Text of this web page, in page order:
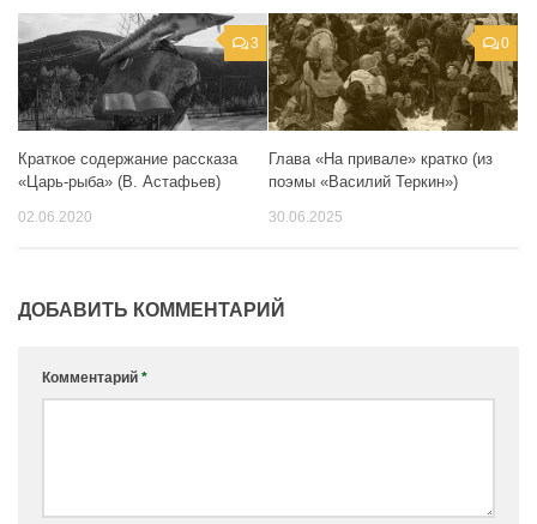
3
Краткое содержание рассказа
«Царь-рыба» (В. Астафьев)
02.06.2020
0
Глава «На привале» кратко (из
поэмы «Василий Теркин»)
30.06.2025
ДОБАВИТЬ КОММЕНТАРИЙ
Комментарий *